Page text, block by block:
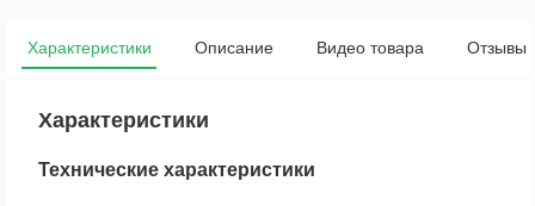
Характеристики Описание Видео товара Отзывы
Характеристики
Технические характеристики